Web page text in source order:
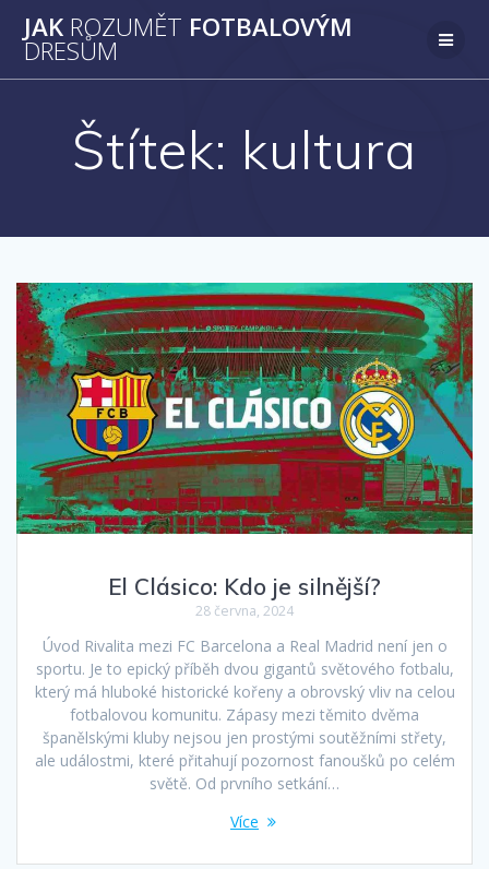
na
JAK ROZUMĚT FOTBALOVÝM
DRESŮM
Štítek: kultura
El Clásico: Kdo je silnější?
28 června, 2024
Úvod Rivalita mezi FC Barcelona a Real Madrid není jen o
sportu. Je to epický příběh dvou gigantů světového fotbalu,
který má hluboké historické kořeny a obrovský vliv na celou
fotbalovou komunitu. Zápasy mezi těmito dvěma
španělskými kluby nejsou jen prostými soutěžními střety,
ale událostmi, které přitahují pozornost fanoušků po celém
světě. Od prvního setkání…
Více